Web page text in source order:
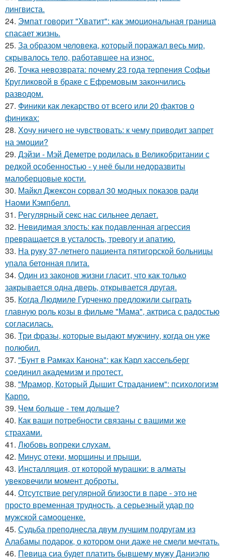
лингвиста.
24. Эмпат говорит "Хватит": как эмоциональная граница
спасает жизнь.
25. За образом человека, который поражал весь мир,
скрывалось тело, работавшее на износ.
26. Точка невозврата: почему 23 года терпения Софьи
Кругликовой в браке с Ефремовым закончились
разводом.
27. Финики как лекарство от всего или 20 фактов о
финикaх:
28. Хочу ничего не чувствовать: к чему приводит запрет
на эмоции?
29. Дэйзи - Мэй Деметре родилась в Великобритании с
редкой особенностью - у неё были недоразвиты
малоберцовые кости.
30. Майкл Джексон сорвал 30 модных показов ради
Наоми Кэмпбелл.
31. Регулярный секс нас сильнее делает.
32. Невидимая злость: как подавленная агрессия
превращается в усталость, тревогу и апатию.
33. На руку 37-летнего пациента пятигорской больницы
упала бетонная плита.
34. Один из законов жизни гласит, что как только
закрывается одна дверь, открывается другая.
35. Когда Людмиле Гурченко предложили сыграть
главную роль козы в фильме "Мама", актриса с радостью
согласилась.
36. Три фразы, которые выдают мужчину, когда он уже
полюбил.
37. "Бунт в Рамках Канона": как Карл хассельберг
соединил академизм и протест.
38. "Мрамор, Который Дышит Страданием": психологизм
Карпо.
39. Чем больше - тем дольше?
40. Как ваши потребности связаны с вашими же
страхами.
41. Любовь вопреки слухам.
42. Минус отеки, морщины и прыщи.
43. Инсталляция, от которой мурашки: в алматы
увековечили момент доброты.
44. Отсутствие регулярной близости в паре - это не
просто временная трудность, а серьезный удар по
мужской самооценке.
45. Судьба преподнесла двум лучшим подругам из
Алабамы подарок, о котором они даже не смели мечтать.
46. Певица сиа будет платить бывшему мужу Даниэлю